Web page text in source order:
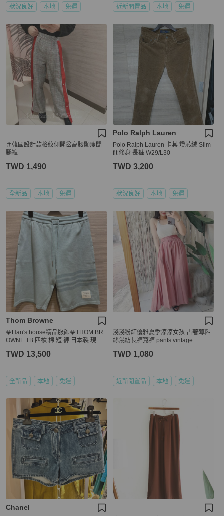
狀況良好 本地 免運 近新閒置品 本地 免運
＃韓國設計款格紋側開岔高腰顯瘦闊
腿褲
TWD 1,490
全新品 本地 免運
Polo Ralph Lauren
Polo Ralph Lauren 卡其 燈芯絨 Slim
fit 修身 長褲 W29/L30
TWD 3,200
狀況良好 本地 免運
Thom Browne
💎Han's house精品服飾💎THOM BR
OWNE TB 四槓 棉 短 褲 日本製 現貨2
TWD 13,500
全新品 本地 免運
淺淺粉紅優雅夏季涼涼女孩 古著薄料
絲混紡長褲寬褲 pants vintage
TWD 1,080
近新閒置品 本地 免運
Chanel